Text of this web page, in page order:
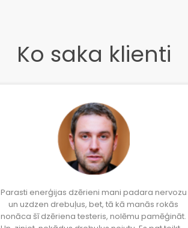
Ko saka klienti
Parasti enerģijas dzērieni mani padara nervozu
un uzdzen drebuļus, bet, tā kā manās rokās
nonāca šī dzēriena testeris, nolēmu pamēģināt.